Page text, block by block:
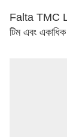
Falta TMC
টিম এবং